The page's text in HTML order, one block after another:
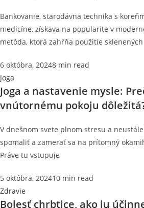
Bankovanie, starodávna technika s
medicíne, získava na popularite v
metóda, ktorá zahŕňa použitie sklenených
6 októbra, 20248 min read
Joga
Joga a nastavenie mysle:
vnútornému pokoju
V dnešnom svete plnom stresu a
spomaliť a zamerať sa na prítomný
Práve tu vstupuje
5 októbra, 202410 min read
Zdravie
Bolesť chrbtice, ako ju